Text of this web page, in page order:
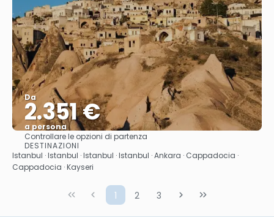
Da
2.351 €
a persona
Vedere
Controllare le opzioni di partenza
DESTINAZIONI
Istanbul · Istanbul · Istanbul · Istanbul · Ankara · Cappadocia ·
Cappadocia · Kayseri
1 2 3